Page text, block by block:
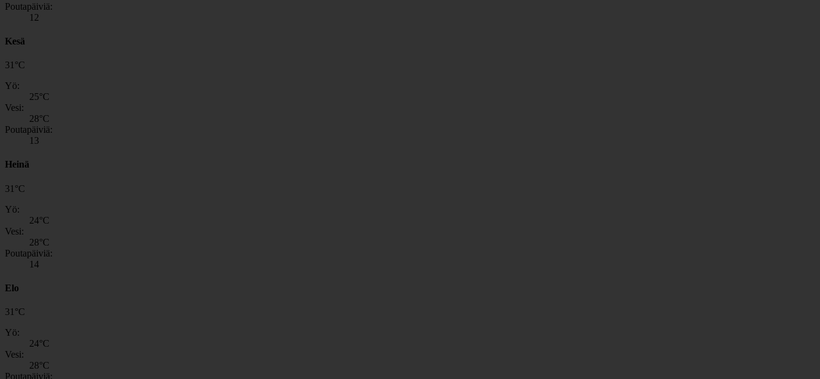
Poutapäiviä:
12
Kesä
31 °C
Yö:
25°C
Vesi:
28°C
Poutapäiviä:
13
Heinä
31 °C
Yö:
24°C
Vesi:
28°C
Poutapäiviä:
14
Elo
31 °C
Yö:
24°C
Vesi:
28°C
Poutapäiviä: